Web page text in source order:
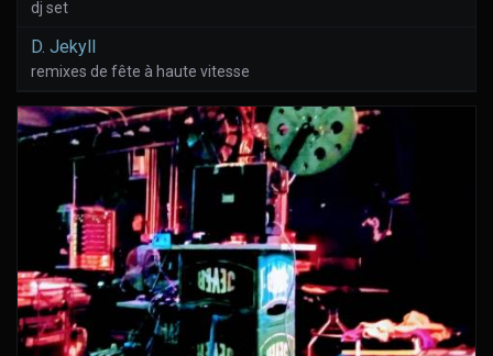
dj set
D. Jekyll
remixes de fête à haute vitesse